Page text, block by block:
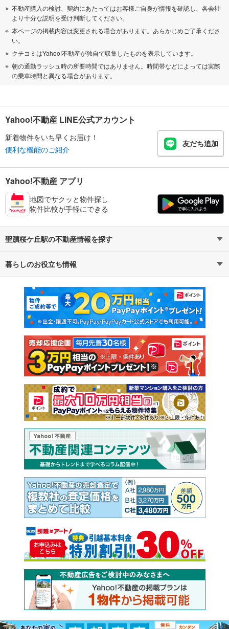
不動産購入の検討、契約にあたってはお客様ご自身が情報を確認し、各会社
より十分な説明を受け判断してください。
本ページの掲載内容は変更される場合があります。あらかじめご了承くださ
い。
クチコミはYahoo!不動産が独自で収集したものを表示しています。
朝の通勤ラッシュ時の所要時間ではありません。時間帯などによっては実際
の乗車時間と異なる場合があります。
Yahoo!不動産 LINE公式アカウント
新着物件をいち早くお届け！
便利な機能のご紹介
友だち追加
Yahoo!不動産 アプリ
地図でサクッと物件探し
物件比較が手軽にできる
聖蹟桜ケ丘駅の不動産情報を探す
不動産・住宅
新築マンション 中古マンション
新築一戸建て 中古一戸建て
注文住宅 土地
売却査定
暮らしのお役立ち情報
マンションカタログ 教えて！住まいの先生